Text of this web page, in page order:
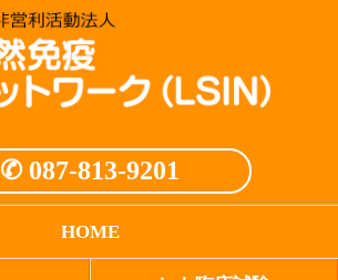
✆ 087-813-9201
HOME